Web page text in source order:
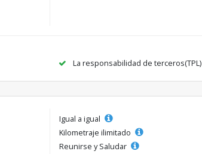
La responsabilidad de terceros(TPL)
Igual a igual
Kilometraje ilimitado
Reunirse y Saludar